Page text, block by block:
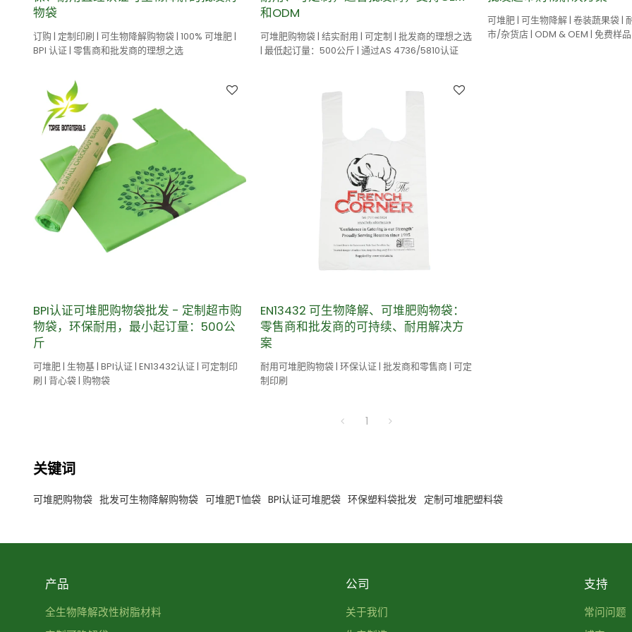
物袋
订购 | 定制印刷 | 可生物降解购物袋 | 100% 可堆肥 |
BPI 认证 | 零售商和批发商的理想之选
和ODM
可堆肥购物袋 | 结实耐用 | 可定制 | 批发商的理想之选
| 最低起订量：500公斤 | 通过AS 4736/5810认证
可堆肥 | 可生物降解 | 卷装蔬果袋 |
市/杂货店 | ODM & OEM | 免费样品
BPI认证可堆肥购物袋批发 - 定制超市购
物袋，环保耐用，最小起订量：500公
斤
可堆肥 | 生物基 | BPI认证 | EN13432认证 | 可定制印
刷 | 背心袋 | 购物袋
EN13432 可生物降解、可堆肥购物袋：
零售商和批发商的可持续、耐用解决方
案
耐用可堆肥购物袋 | 环保认证 | 批发商和零售商 | 可定
制印刷
1
关键词
可堆肥购物袋 批发可生物降解购物袋 可堆肥T恤袋 BPI认证可堆肥袋 环保塑料袋批发 定制可堆肥塑料袋
产品
全生物降解改性树脂材料
公司
关于我们
支持
常问问题